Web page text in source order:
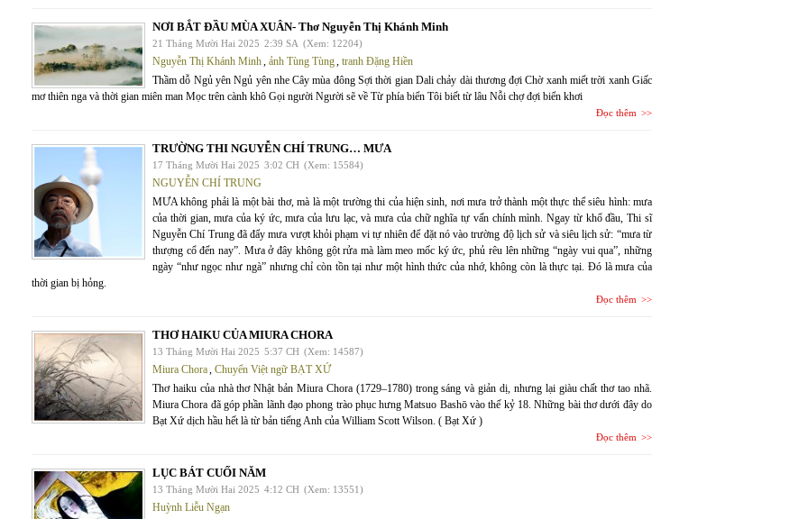
NƠI BẮT ĐẦU MÙA XUÂN- Thơ Nguyễn Thị Khánh Minh
21 Tháng Mười Hai 2025 2:39 SA (Xem: 12204)
Nguyễn Thị Khánh Minh, ảnh Tùng Tùng, tranh Đặng Hiền
Thầm dỗ Ngủ yên Ngủ yên nhe Cây mùa đông Sợi thời gian Dali chảy dài thương đợi Chờ xanh miết trời xanh Giấc
mơ thiên nga và thời gian miên man Mọc trên cành khô Gọi người Người sẽ về Từ phía biển Tôi biết từ lâu Nỗi chợ đợi biển khơi
Đọc thêm
TRƯỜNG THI NGUYỄN CHÍ TRUNG… MƯA
17 Tháng Mười Hai 2025 3:02 CH (Xem: 15584)
NGUYỄN CHÍ TRUNG
MƯA không phải là một bài thơ, mà là một trường thi của hiện sinh, nơi mưa trở thành một thực thể siêu hình: mưa
của thời gian, mưa của ký ức, mưa của lưu lạc, và mưa của chữ nghĩa tự vấn chính mình. Ngay từ khổ đầu, Thi sĩ
Nguyễn Chí Trung đã đẩy mưa vượt khỏi phạm vi tự nhiên để đặt nó vào trường độ lịch sử và siêu lịch sử: “mưa từ
thượng cổ đến nay”. Mưa ở đây không gột rửa mà làm meo mốc ký ức, phủ rêu lên những “ngày vui qua”, những
ngày “như ngọc như ngà” nhưng chỉ còn tồn tại như một hình thức của nhớ, không còn là thực tại. Đó là mưa của
thời gian bị hỏng.
Đọc thêm
THƠ HAIKU CỦA MIURA CHORA
13 Tháng Mười Hai 2025 5:37 CH (Xem: 14587)
Miura Chora, Chuyển Việt ngữ BẠT XỨ
Thơ haiku của nhà thơ Nhật bản Miura Chora (1729–1780) trong sáng và giản dị, nhưng lại giàu chất thơ tao nhã.
Miura Chora đã góp phần lãnh đạo phong trào phục hưng Matsuo Bashō vào thế kỷ 18. Những bài thơ dưới đây do
Bạt Xứ dịch hầu hết là từ bản tiếng Anh của William Scott Wilson. ( Bạt Xứ )
Đọc thêm
LỤC BÁT CUỐI NĂM
13 Tháng Mười Hai 2025 4:12 CH (Xem: 13551)
Huỳnh Liễu Ngạn